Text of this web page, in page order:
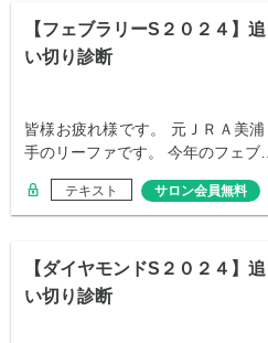
【フェブラリーS２０２４】追
い切り診断
皆様お疲れ様です。 元ＪＲＡ美
手のリーファです。 今年のフェブ
テキスト サロン会員無料
【ダイヤモンドS２０２４】追
い切り診断